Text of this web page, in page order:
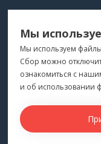
ДЛЯ ВАС
"Медтехника для Вас"©
ПОКУПАТЕЛЯМ
Каталог
Бренды
Для оптовиков
Мы
Мы используем
Сбор можно
ознакомиться с
и об использовании